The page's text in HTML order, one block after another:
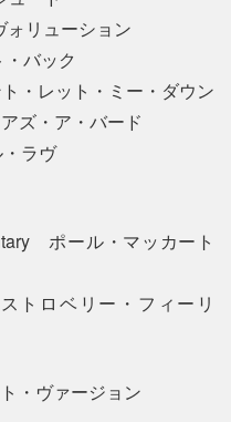
ューション
ック
レット・ミー・ダウン
ズ・ア・バード
ラヴ
ポール・マッカート
トロベリー・フィーリ
・ヴァージョン